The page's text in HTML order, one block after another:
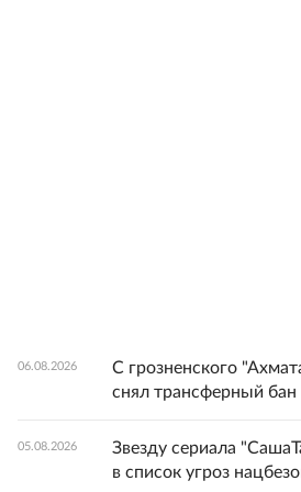
06.08.2026
С грозненского
снял трансферный бан
05.08.2026
Звезду сериала
в список угроз